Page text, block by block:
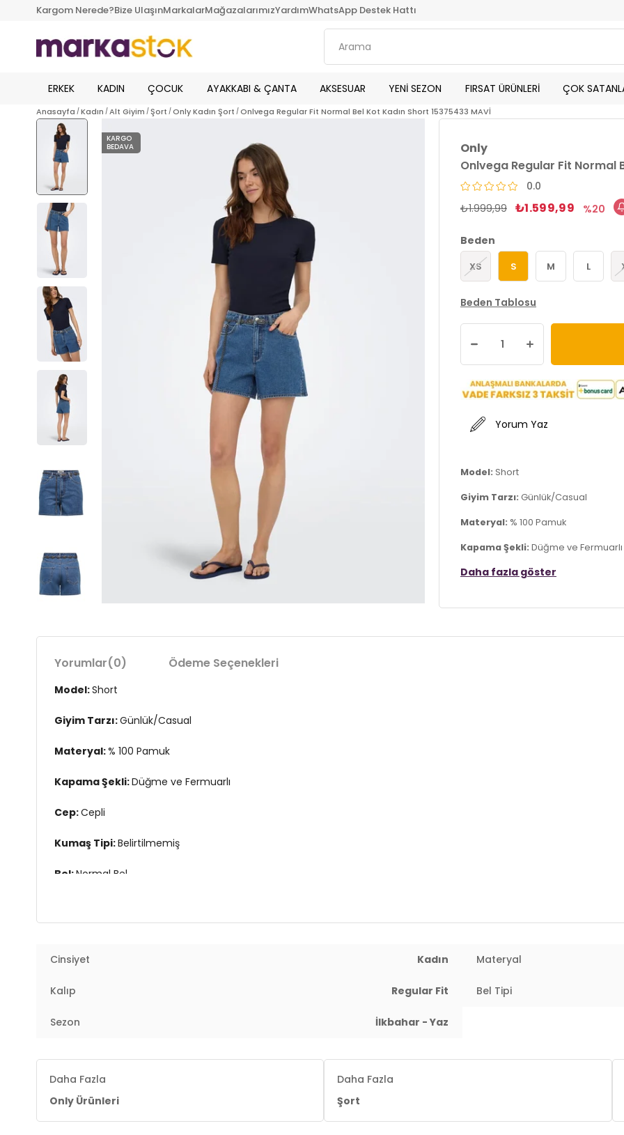
Kargom Nerede?Bize UlaşınMarkalarMağazalarımızYardımWhatsApp Destek Hattı
ERKEK KADIN ÇOCUK AYAKKABI & ÇANTA AKSESUAR YENİ SEZON FIRSAT ÜRÜNLERİ ÇOK
Anasayfa Kadın Alt Giyim Şort Only Kadın Şort Onlvega Regular Fit Normal Bel Kot Kadın Short 15375433 MAVİ
KARGO
BEDAVA
Only
Onlvega Regular Fit Normal
0.0
₺1.999,99 ₺1.599,99 20
Beden
XS S M L
Beden Tablosu
Yorum Yaz
Model: Short
Giyim Tarzı: Günlük/Casual
Materyal: % 100 Pamuk
Kapama Şekli: Düğme ve Fermuarlı
Cep:Cepli
Daha fazla göster
Yorumlar(0) Ödeme Seçenekleri
Model:Short
Giyim Tarzı:Günlük/Casual
Materyal:% 100 Pamuk
Kapama Şekli:Düğme ve Fermuarlı
Cep:Cepli
Kumaş Tipi:Belirtilmemiş
Bel:Normal Bel
Yaş Grubu:
Menşei:
Cinsiyet Kadın Materyal
Kalıp Regular Fit Bel Tipi
Sezon İlkbahar - Yaz
Daha Fazla
Only Ürünleri
Daha Fazla
Şort